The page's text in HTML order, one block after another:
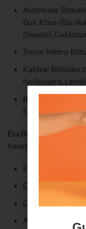
Autobusa:
Bus, Kbus
(Sopela),
Trena: Metro
Kablea: Bizkaiko
funikularra,
Beste zerbitzu
Etxebarri,
Eta Bizkaitik kanpo
hauetan:
Euskotren (Bilbo-
Gasteizko tranbia.
Gasteizko hiriko
Alavabusen eta